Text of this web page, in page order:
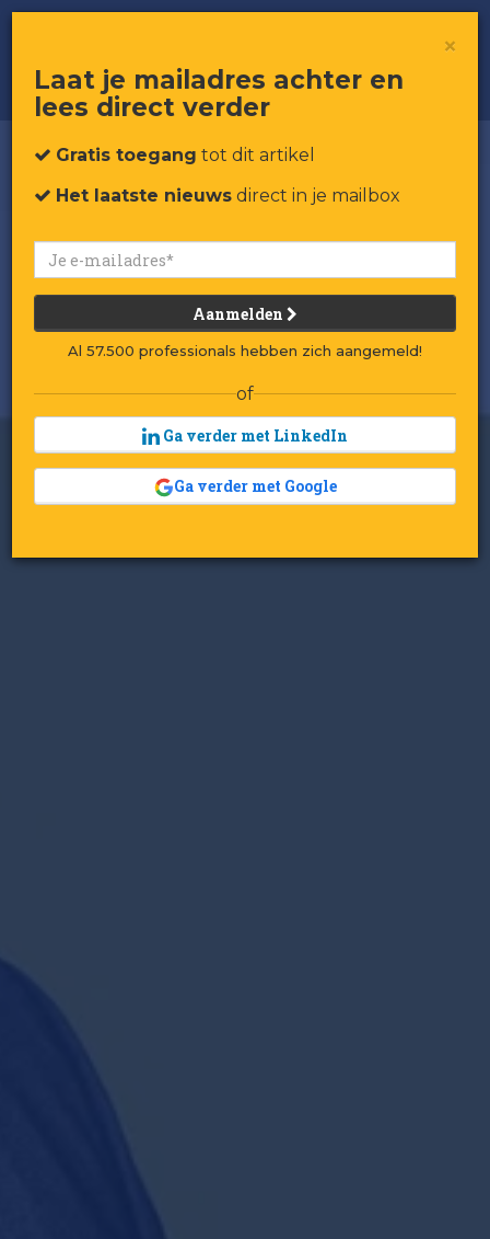
×
Laat je mailadres achter en
lees direct verder
Gratis toegang tot dit artikel
Het laatste nieuws direct in je mailbox
Aanmelden
Al 57.500 professionals hebben zich aangemeld!
of
Ga verder met LinkedIn
Ga verder met Google